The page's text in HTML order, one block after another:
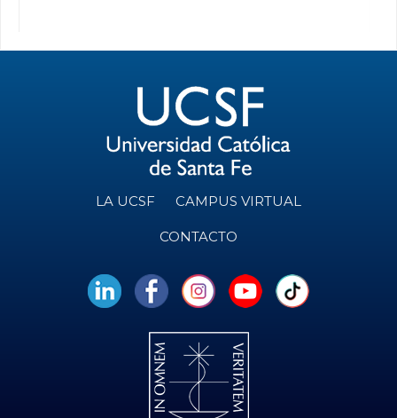
LA UCSF CAMPUS VIRTUAL
CONTACTO